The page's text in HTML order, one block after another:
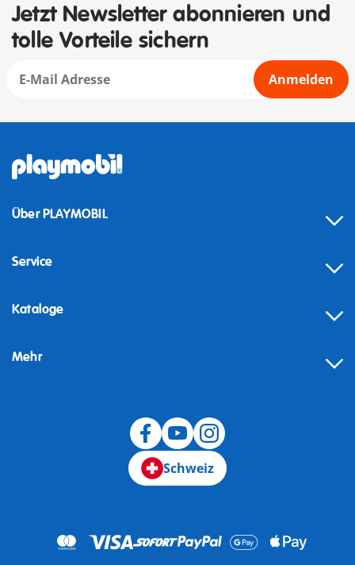
Jetzt Newsletter abonnieren und
tolle Vorteile sichern
Anmelden
Über PLAYMOBIL
Service
Kataloge
Mehr
Schweiz